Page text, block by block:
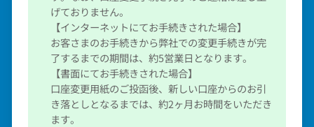
げておりません。
【インターネットにてお手続きされた場合】
お客さまのお手続きから弊社での変更手続きが完
了するまでの期間は、約5営業日となります。
【書面にてお手続きされた場合】
口座変更用紙のご投函後、新しい口座からのお引
き落としとなるまでは、約2ヶ月お時間をいただき
ます。